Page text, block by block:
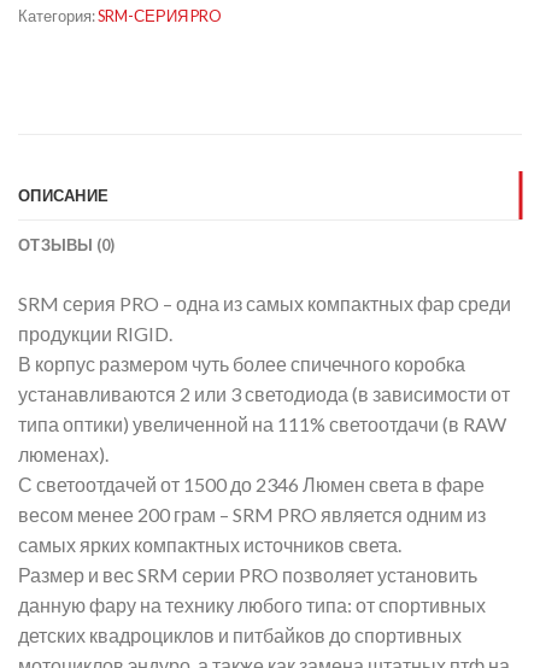
Категория:SRM-СЕРИЯ PRO
ОПИСАНИЕ
ОТЗЫВЫ (0)
SRM серия PRO – одна из самых компактных фар среди
продукции RIGID.
В корпус размером чуть более спичечного коробка
устанавливаются 2 или 3 светодиода (в зависимости от
типа оптики) увеличенной на 111% светоотдачи (в RAW
люменах).
С светоотдачей от 1500 до 2346 Люмен света в фаре
весом менее 200 грам – SRM PRO является одним из
самых ярких компактных источников света.
Размер и вес SRM серии PRO позволяет установить
данную фару на технику любого типа: от спортивных
детских квадроциклов и питбайков до спортивных